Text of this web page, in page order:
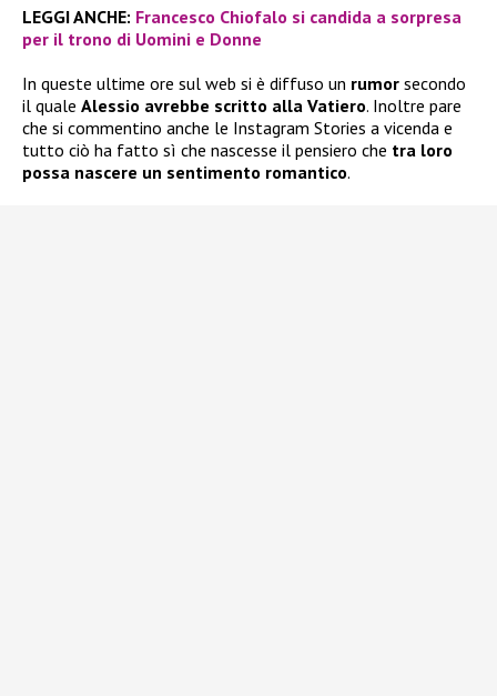
LEGGI ANCHE: Francesco Chiofalo si candida a sorpresa
per il trono di Uomini e Donne
In queste ultime ore sul web si è diffuso un rumor secondo
il quale Alessio avrebbe scritto alla Vatiero. Inoltre pare
che si commentino anche le Instagram Stories a vicenda e
tutto ciò ha fatto sì che nascesse il pensiero che tra loro
possa nascere un sentimento romantico.